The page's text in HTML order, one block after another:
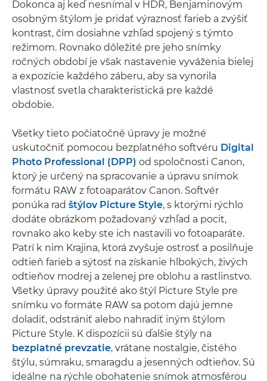
Dokonca aj keď nesnímal v HDR, Benjaminovým
osobným štýlom je pridať výraznosť farieb a zvýšiť
kontrast, čím dosiahne vzhľad spojený s týmto
režimom. Rovnako dôležité pre jeho snímky
ročných období je však nastavenie vyváženia bielej
a expozície každého záberu, aby sa vynorila
vlastnosť svetla charakteristická pre každé
obdobie.
Všetky tieto počiatočné úpravy je možné
uskutočniť pomocou bezplatného softvéru Digital
Photo Professional (DPP) od spoločnosti Canon,
ktorý je určený na spracovanie a úpravu snímok
formátu RAW z fotoaparátov Canon. Softvér
ponúka rad štýlov Picture Style, s ktorými rýchlo
dodáte obrázkom požadovaný vzhľad a pocit,
rovnako ako keby ste ich nastavili vo fotoaparáte.
Patrí k nim Krajina, ktorá zvyšuje ostrosť a posilňuje
odtieň farieb a sýtosť na získanie hlbokých, živých
odtieňov modrej a zelenej pre oblohu a rastlinstvo.
Všetky úpravy použité ako štýl Picture Style pre
snímku vo formáte RAW sa potom dajú jemne
doladiť, odstrániť alebo nahradiť iným štýlom
Picture Style. K dispozícii sú ďalšie štýly na
bezplatné prevzatie, vrátane nostalgie, čistého
štýlu, súmraku, smaragdu a jesenných odtieňov. Sú
ideálne na rýchle obohatenie snímok atmosférou